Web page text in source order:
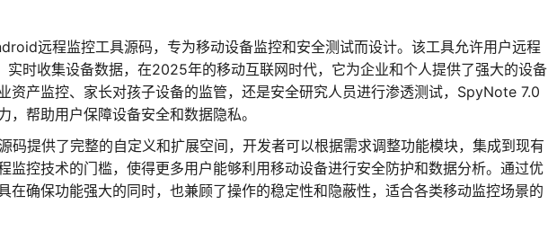
远程监控工具源码，专为移动设备监控和安全测试而设计。该工具允许用户远程
时收集设备数据，在2025年的移动互联网时代，它为企业和个人提供了强大的设备
资产监控、家长对孩子设备的监管，还是安全研究人员进行渗透测试，SpyNote 7.0
帮助用户保障设备安全和数据隐私。
码提供了完整的自定义和扩展空间，开发者可以根据需求调整功能模块，集成到现有
监控技术的门槛，使得更多用户能够利用移动设备进行安全防护和数据分析。通过优
在确保功能强大的同时，也兼顾了操作的稳定性和隐蔽性，适合各类移动监控场景的